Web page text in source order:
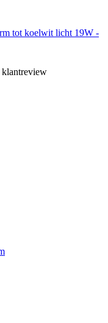
tot koelwit licht 19W -
klantreview